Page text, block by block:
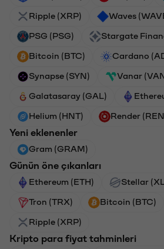
Ripple (XRP) Waves
PSG (PSG) Stargate
Bitcoin (BTC) Cardano
Synapse (SYN) Vanar
Galatasaray (GAL)
Helium (HNT) Render
Yeni eklenenler
Gram (GRAM)
Günün öne çıkanları
Ethereum (ETH) Stellar
Tron (TRX) Bitcoin (BTC)
Ripple (XRP)
Kripto para fiyat tahminleri